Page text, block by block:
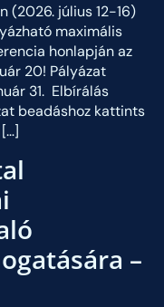
(2026. július 12-16)
maximális
honlapján az
20! Pályázat
31. Elbírálás
beadáshoz kattints
–